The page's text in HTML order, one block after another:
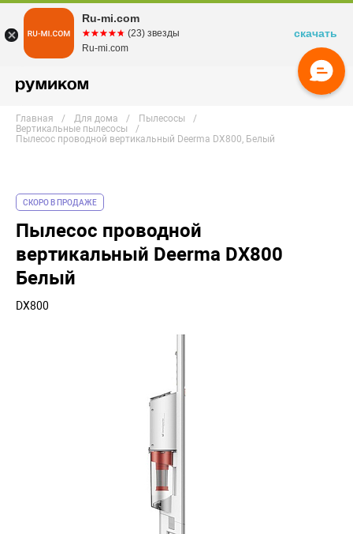
Главная Для дома
Пылесосы
Вертикальные пылесосы
Пылесос проводной вертикальный Deerma DX800, Белый
СКОРО В ПРОДАЖЕ
Пылесос проводной
вертикальный Deerma DX800
Белый
DX800
Ru-mi.com
☆☆☆☆☆
★★★★★ (23) звезды
Ru-mi.com
скачать